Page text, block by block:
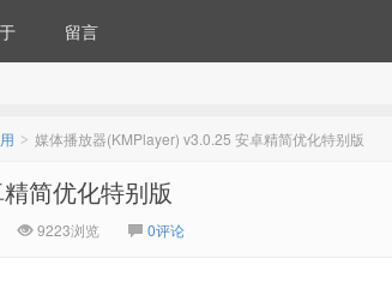
留言
> 媒体播放器(KMPlayer) v3.0.25 安卓精简优化特别版
简优化特别版
9223浏览 0评论